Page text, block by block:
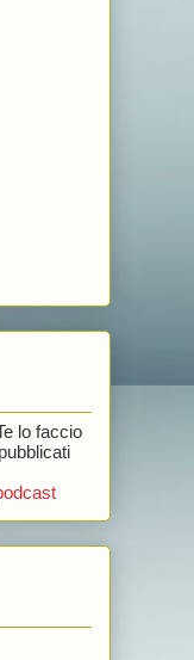
lo faccio